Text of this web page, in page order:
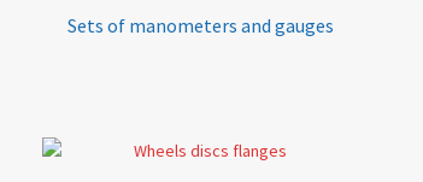
Sets of manometers and gauges